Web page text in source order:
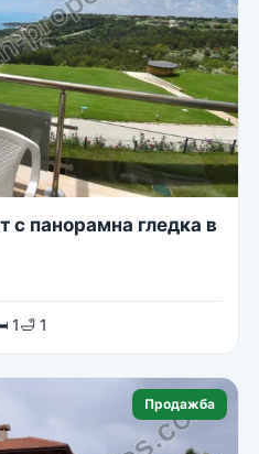
с панорамна гледка в
1🛁 1
Продажба